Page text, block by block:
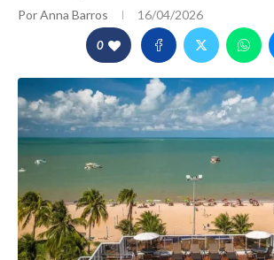
PorAnna Barros 16/04/2026
0